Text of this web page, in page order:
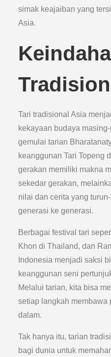
simak keajaiban yang
Asia.
Tari tradisional Asia
kekayaan budaya
gemulai tarian
keanggunan Tari Topeng
gerakan memiliki makna
sekedar gerakan,
nilai dan cerita yang
generasi ke generasi.
Berbagai festival tari
Khon di Thailand, dan
Indonesia menjadi saksi
keanggunan seni
Melalui tarian, kita bisa
setiap langkah membawa
dalam.
Tak hanya itu, tarian
bagi dunia untuk